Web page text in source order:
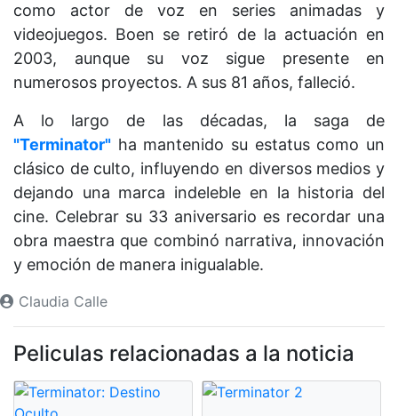
como actor de voz en series animadas y
videojuegos. Boen se retiró de la actuación en
2003, aunque su voz sigue presente en
numerosos proyectos. A sus 81 años, falleció.
A lo largo de las décadas, la saga de
"Terminator" ha mantenido su estatus como un
clásico de culto, influyendo en diversos medios y
dejando una marca indeleble en la historia del
cine. Celebrar su 33 aniversario es recordar una
obra maestra que combinó narrativa, innovación
y emoción de manera inigualable.
Claudia Calle
Peliculas relacionadas a la noticia